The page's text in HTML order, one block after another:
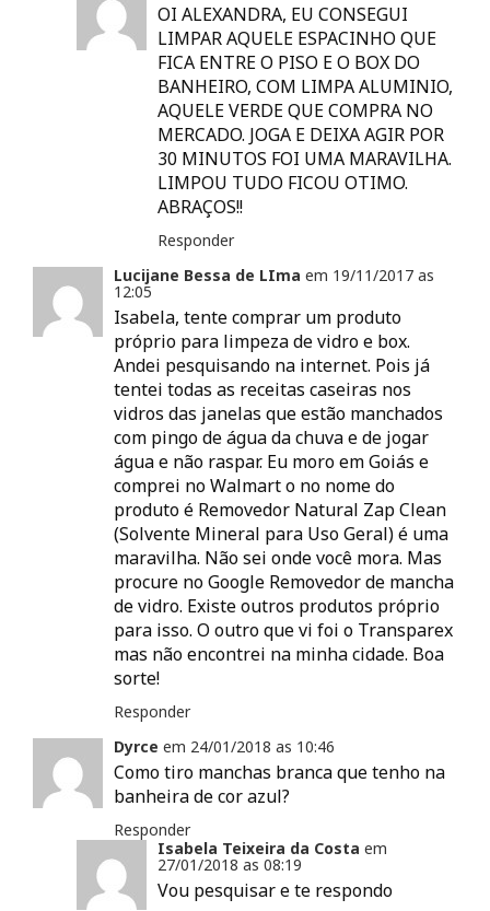
OI ALEXANDRA, EU CONSEGUI
LIMPAR AQUELE ESPACINHO QUE
FICA ENTRE O PISO E O BOX DO
BANHEIRO, COM LIMPA ALUMINIO,
AQUELE VERDE QUE COMPRA NO
MERCADO. JOGA E DEIXA AGIR POR
30 MINUTOS FOI UMA MARAVILHA.
LIMPOU TUDO FICOU OTIMO.
ABRAÇOS!!
Responder
Lucijane Bessa de LIma em 19/11/2017 as
12:05
Isabela, tente comprar um produto
próprio para limpeza de vidro e box.
Andei pesquisando na internet. Pois já
tentei todas as receitas caseiras nos
vidros das janelas que estão manchados
com pingo de água da chuva e de jogar
água e não raspar. Eu moro em Goiás e
comprei no Walmart o no nome do
produto é Removedor Natural Zap Clean
(Solvente Mineral para Uso Geral) é uma
maravilha. Não sei onde você mora. Mas
procure no Google Removedor de mancha
de vidro. Existe outros produtos próprio
para isso. O outro que vi foi o Transparex
mas não encontrei na minha cidade. Boa
sorte!
Responder
Dyrce em 24/01/2018 as 10:46
Como tiro manchas branca que tenho na
banheira de cor azul?
Responder
Isabela Teixeira da Costa em
27/01/2018 as 08:19
Vou pesquisar e te respondo